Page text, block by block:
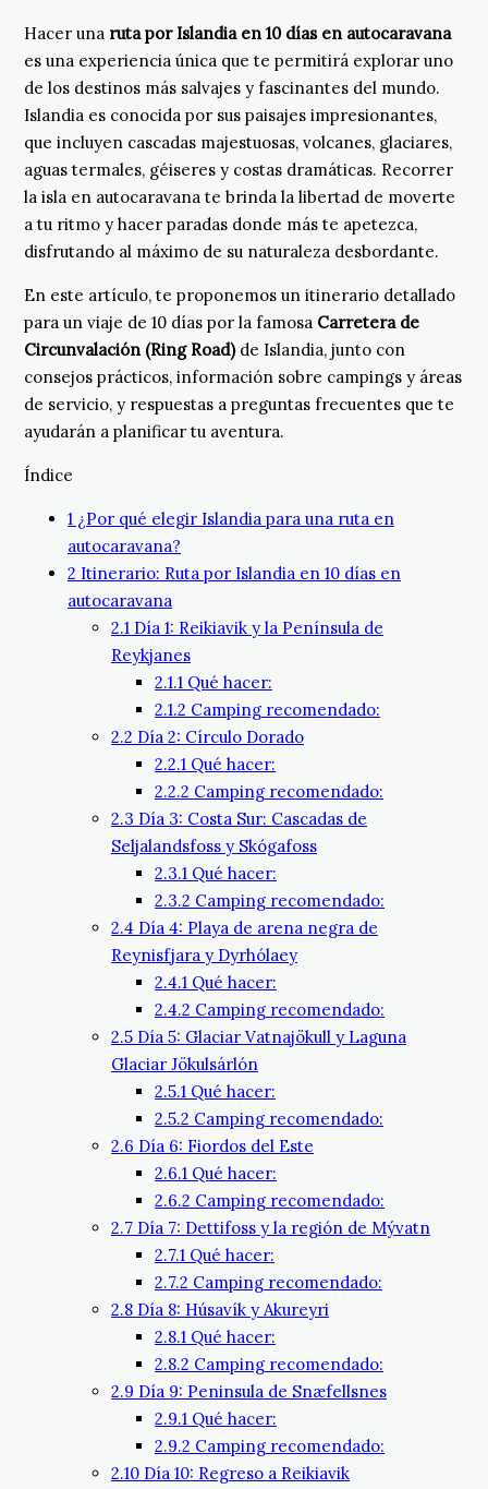
Hacer una ruta por Islandia en 10 días en autocaravana
es una experiencia única que te permitirá explorar uno
de los destinos más salvajes y fascinantes del mundo.
Islandia es conocida por sus paisajes impresionantes,
que incluyen cascadas majestuosas, volcanes, glaciares,
aguas termales, géiseres y costas dramáticas. Recorrer
la isla en autocaravana te brinda la libertad de moverte
a tu ritmo y hacer paradas donde más te apetezca,
disfrutando al máximo de su naturaleza desbordante.
En este artículo, te proponemos un itinerario detallado
para un viaje de 10 días por la famosa Carretera de
Circunvalación (Ring Road)de Islandia, junto con
consejos prácticos, información sobre campings y áreas
de servicio, y respuestas a preguntas frecuentes que te
ayudarán a planificar tu aventura.
Índice
1 ¿Por qué elegir Islandia para una ruta en
autocaravana?
2 Itinerario: Ruta por Islandia en 10 días en
autocaravana
2.1 Día 1: Reikiavik y la Península de
Reykjanes
2.1.1 Qué hacer:
2.1.2 Camping recomendado:
2.2 Día 2: Círculo Dorado
2.2.1 Qué hacer:
2.2.2 Camping recomendado:
2.3 Día 3: Costa Sur: Cascadas de
Seljalandsfoss y Skógafoss
2.3.1 Qué hacer:
2.3.2 Camping recomendado:
2.4 Día 4: Playa de arena negra de
Reynisfjara y Dyrhólaey
2.4.1 Qué hacer:
2.4.2 Camping recomendado:
2.5 Día 5: Glaciar Vatnajökull y Laguna
Glaciar Jökulsárlón
2.5.1 Qué hacer:
2.5.2 Camping recomendado:
2.6 Día 6: Fiordos del Este
2.6.1 Qué hacer:
2.6.2 Camping recomendado:
2.7 Día 7: Dettifoss y la región de Mývatn
2.7.1 Qué hacer:
2.7.2 Camping recomendado:
2.8 Día 8: Húsavík y Akureyri
2.8.1 Qué hacer:
2.8.2 Camping recomendado:
2.9 Día 9: Peninsula de Snæfellsnes
2.9.1 Qué hacer:
2.9.2 Camping recomendado:
2.10 Día 10: Regreso a Reikiavik